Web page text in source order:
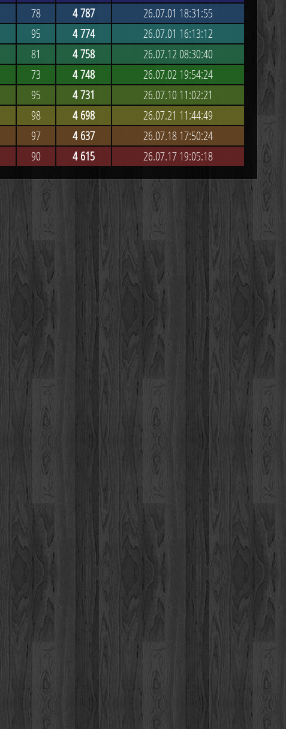
78 4 787
26.07.01 18:31:55
95 4 774
26.07.01 16:13:12
81 4 758
26.07.12 08:30:40
73 4 748
26.07.02 19:54:24
95 4 731
26.07.10 11:02:21
98 4 698
26.07.21 11:44:49
97 4 637
26.07.18 17:50:24
90 4 615 26.07.17 19:05:18